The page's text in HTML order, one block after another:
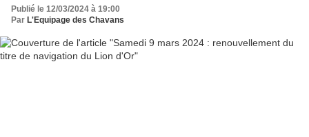
Publié le 12/03/2024 à 19:00
Par L'Equipage des Chavans